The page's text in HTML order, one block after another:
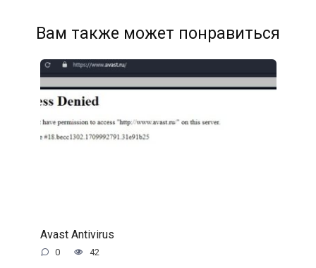
Вам также может понравиться
Avast Antivirus
0 42